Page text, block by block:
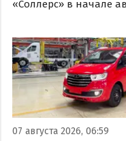
«Соллерс» в начале
грузопассажирский
Sollers SF1 на 100 тыс.
(+3,9-4,7%). Об этом
«Автоновости дня»
ходе регулярного
прайс-листов марки
07 августа 2026, 06:59